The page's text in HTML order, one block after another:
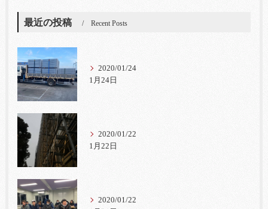
最近の投稿 Recent Posts
2020/01/24
1月24日
2020/01/22
1月22日
2020/01/22